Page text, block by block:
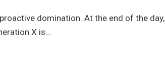
domination. At the end of the day,
X is...